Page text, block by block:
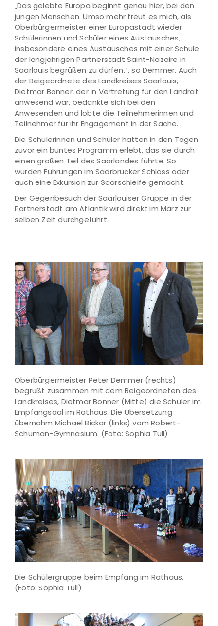
„Das gelebte Europa beginnt genau hier, bei den
jungen Menschen. Umso mehr freut es mich, als
Oberbürgermeister einer Europastadt wieder
Schülerinnen und Schüler eines Austausches,
insbesondere eines Austausches mit einer Schule
der langjährigen Partnerstadt Saint-Nazaire in
Saarlouis begrüßen zu dürfen.“, so Demmer. Auch
der Beigeordnete des Landkreises Saarlouis,
Dietmar Bonner, der in Vertretung für den Landrat
anwesend war, bedankte sich bei den
Anwesenden und lobte die Teilnehmerinnen und
Teilnehmer für ihr Engagement in der Sache.
Die Schülerinnen und Schüler hatten in den Tagen
zuvor ein buntes Programm erlebt, das sie durch
einen großen Teil des Saarlandes führte. So
wurden Führungen im Saarbrücker Schloss oder
auch eine Exkursion zur Saarschleife gemacht.
Der Gegenbesuch der Saarlouiser Gruppe in der
Partnerstadt am Atlantik wird direkt im März zur
selben Zeit durchgeführt.
Oberbürgermeister Peter Demmer (rechts)
begrüßt zusammen mit dem Beigeordneten des
Landkreises, Dietmar Bonner (Mitte) die Schüler im
Empfangsaal im Rathaus. Die Übersetzung
übernahm Michael Bickar (links) vom Robert-
Schuman-Gymnasium. (Foto: Sophia Tull)
Die Schülergruppe beim Empfang im Rathaus.
(Foto: Sophia Tull)